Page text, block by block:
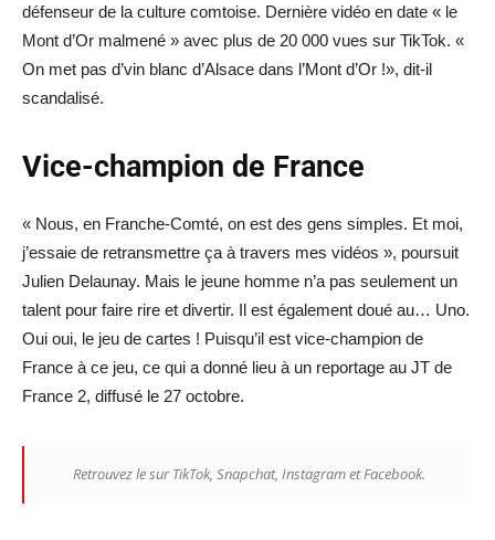
défenseur de la culture comtoise. Dernière vidéo en date « le
Mont d’Or malmené » avec plus de 20 000 vues sur TikTok. «
On met pas d’vin blanc d’Alsace dans l’Mont d’Or !», dit-il
scandalisé.
Vice-champion de France
« Nous, en Franche-Comté, on est des gens simples. Et moi,
j’essaie de retransmettre ça à travers mes vidéos », poursuit
Julien Delaunay. Mais le jeune homme n’a pas seulement un
talent pour faire rire et divertir. Il est également doué au… Uno.
Oui oui, le jeu de cartes ! Puisqu’il est vice-champion de
France à ce jeu, ce qui a donné lieu à un reportage au JT de
France 2, diffusé le 27 octobre.
Retrouvez le sur TikTok, Snapchat, Instagram et Facebook.